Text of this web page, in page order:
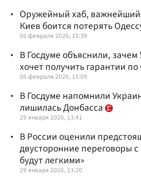
Оружейный хаб,
Киев боится потерять
06 февраля 2026, 15:39
В Госдуме объяснили, зачем
хочет получить гарантии
06 февраля 2026, 15:09
В Госдуме напомнили
лишилась Донбасса
29 января 2026, 13:41
В России оценили
двусторонние переговоры
будут легкими»
29 января 2026, 13:20